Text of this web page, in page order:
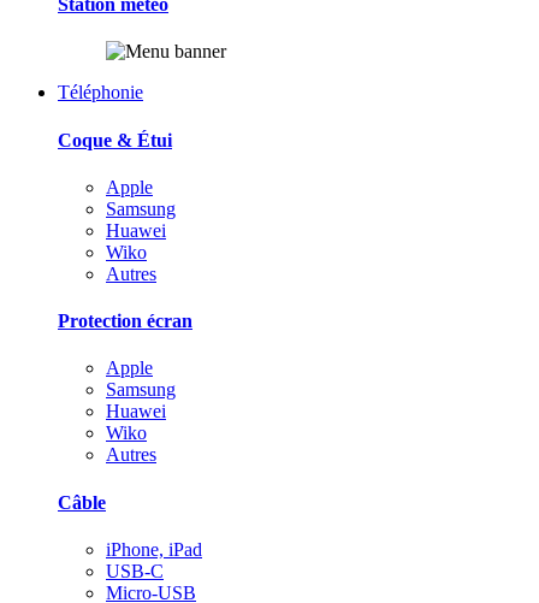
Station météo
Téléphonie
Coque & Étui
Apple
Samsung
Huawei
Wiko
Autres
Protection écran
Apple
Samsung
Huawei
Wiko
Autres
Câble
iPhone, iPad
USB-C
Micro-USB